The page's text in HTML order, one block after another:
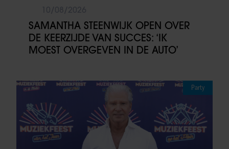
SAMANTHA STEENWIJK OPEN OVER
DE KEERZIJDE VAN SUCCES: ‘IK
MOEST OVERGEVEN IN DE AUTO’
Party